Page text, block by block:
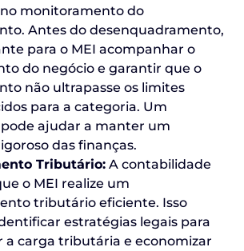
monitoramento do
Antes do desenquadramento,
para o MEI acompanhar o
do negócio e garantir que o
não ultrapasse os limites
para a categoria. Um
ajudar a manter um
das finanças.
Tributário: A contabilidade
o MEI realize um
tributário eficiente. Isso
estratégias legais para
a carga tributária e economizar